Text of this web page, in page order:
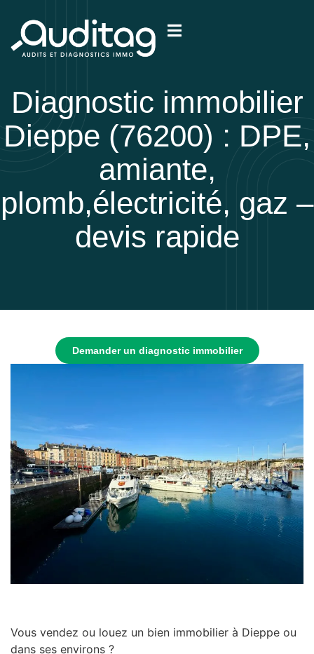
Diagnostic immobilier
Dieppe (76200) : DPE,
amiante,
plomb,électricité, gaz –
devis rapide
Demander un diagnostic immobilier
Vous vendez ou louez un bien immobilier à Dieppe ou
dans ses environs ?